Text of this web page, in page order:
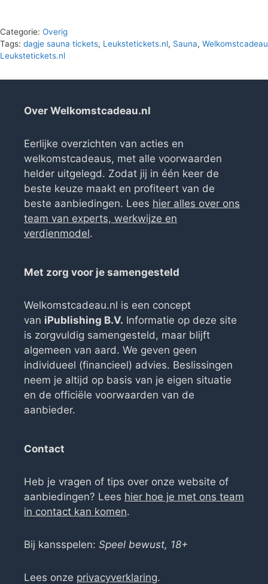
Categorie: Overig
Tags: dagje sauna tickets, Leukstetickets.nl, Sauna, Welkomstcadeau
Leukstetickets.nl
Over Welkomstcadeau.nl
Eerlijke overzichten van acties en
welkomstcadeaus, met alle voorwaarden
helder uitgelegd. Zodat jij in één keer de
beste keuze maakt en profiteert van de
beste aanbiedingen. Lees hier alles over ons
team van experts, werkwijze en
verdienmodel.
Met zorg voor je samengesteld
Welkomstcadeau.nl is een concept
van iPublishing B.V. Informatie op deze site
is zorgvuldig samengesteld, maar blijft
algemeen van aard. We geven geen
individueel (financieel) advies. Beslissingen
neem je altijd op basis van je eigen situatie
en de officiële voorwaarden van de
aanbieder.
Contact
Heb je vragen of tips over onze website of
aanbiedingen? Lees hier hoe je met ons team
in contact kan komen.
Bij kansspelen: Speel bewust, 18+
Lees onze privacyverklaring.